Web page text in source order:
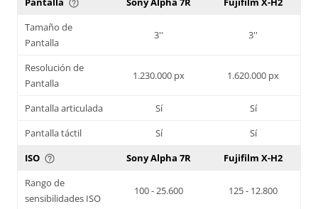
help_outline
Tamaño de
Pantalla
3'' 3''
Resolución de
Pantalla
1.230.000 px 1.620.000 px
Pantalla articulada Sí
Sí
Pantalla táctil
Sí
Sí
ISO help_outline Sony Alpha 7R
Fujifilm X-H2
Rango de
sensibilidades ISO
100 - 25.600 125 - 12.800